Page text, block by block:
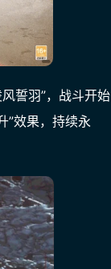
誓羽”，战斗开始
”效果，持续永